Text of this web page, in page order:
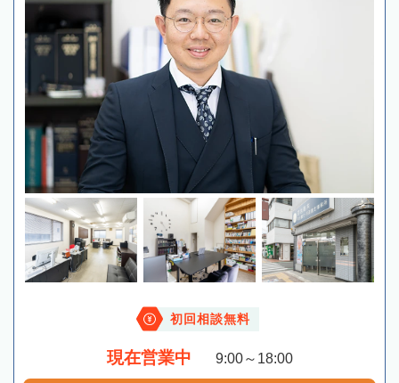
初回相談無料
現在営業中 9:00～18:00